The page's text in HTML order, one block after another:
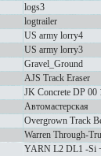
logs3
logtrailer
US army lorry4
US army lorry3
Gravel_Ground
AJS Track Eraser
JK Concrete DP 00
Автомастерская
Overgrown Track
Warren Through-
YARN L2 DL1 -Si